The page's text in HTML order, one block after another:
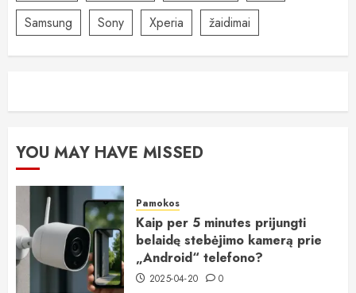
Samsung
Sony Xperia žaidimai
YOU MAY HAVE MISSED
Pamokos
Kaip per 5 minutes prijungti
belaidę stebėjimo kamerą prie
„Android“ telefono?
2025-04-20 0